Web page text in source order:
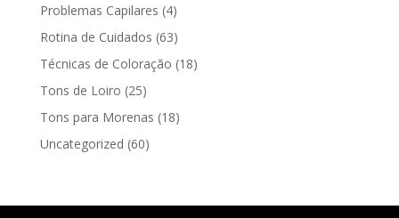
Problemas Capilares (4)
Rotina de Cuidados (63)
Técnicas de Coloração (18)
Tons de Loiro (25)
Tons para Morenas (18)
Uncategorized (60)